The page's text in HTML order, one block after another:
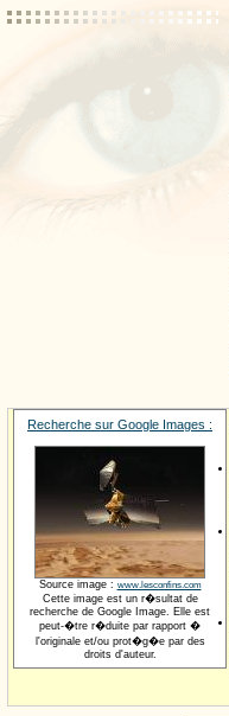
Recherche sur Google Images :
Source image : www.lesconfins.com
Cette image est un r�sultat de
recherche de Google Image. Elle est
peut-�tre r�duite par rapport �
l'originale et/ou prot�g�e par des
droits d'auteur.